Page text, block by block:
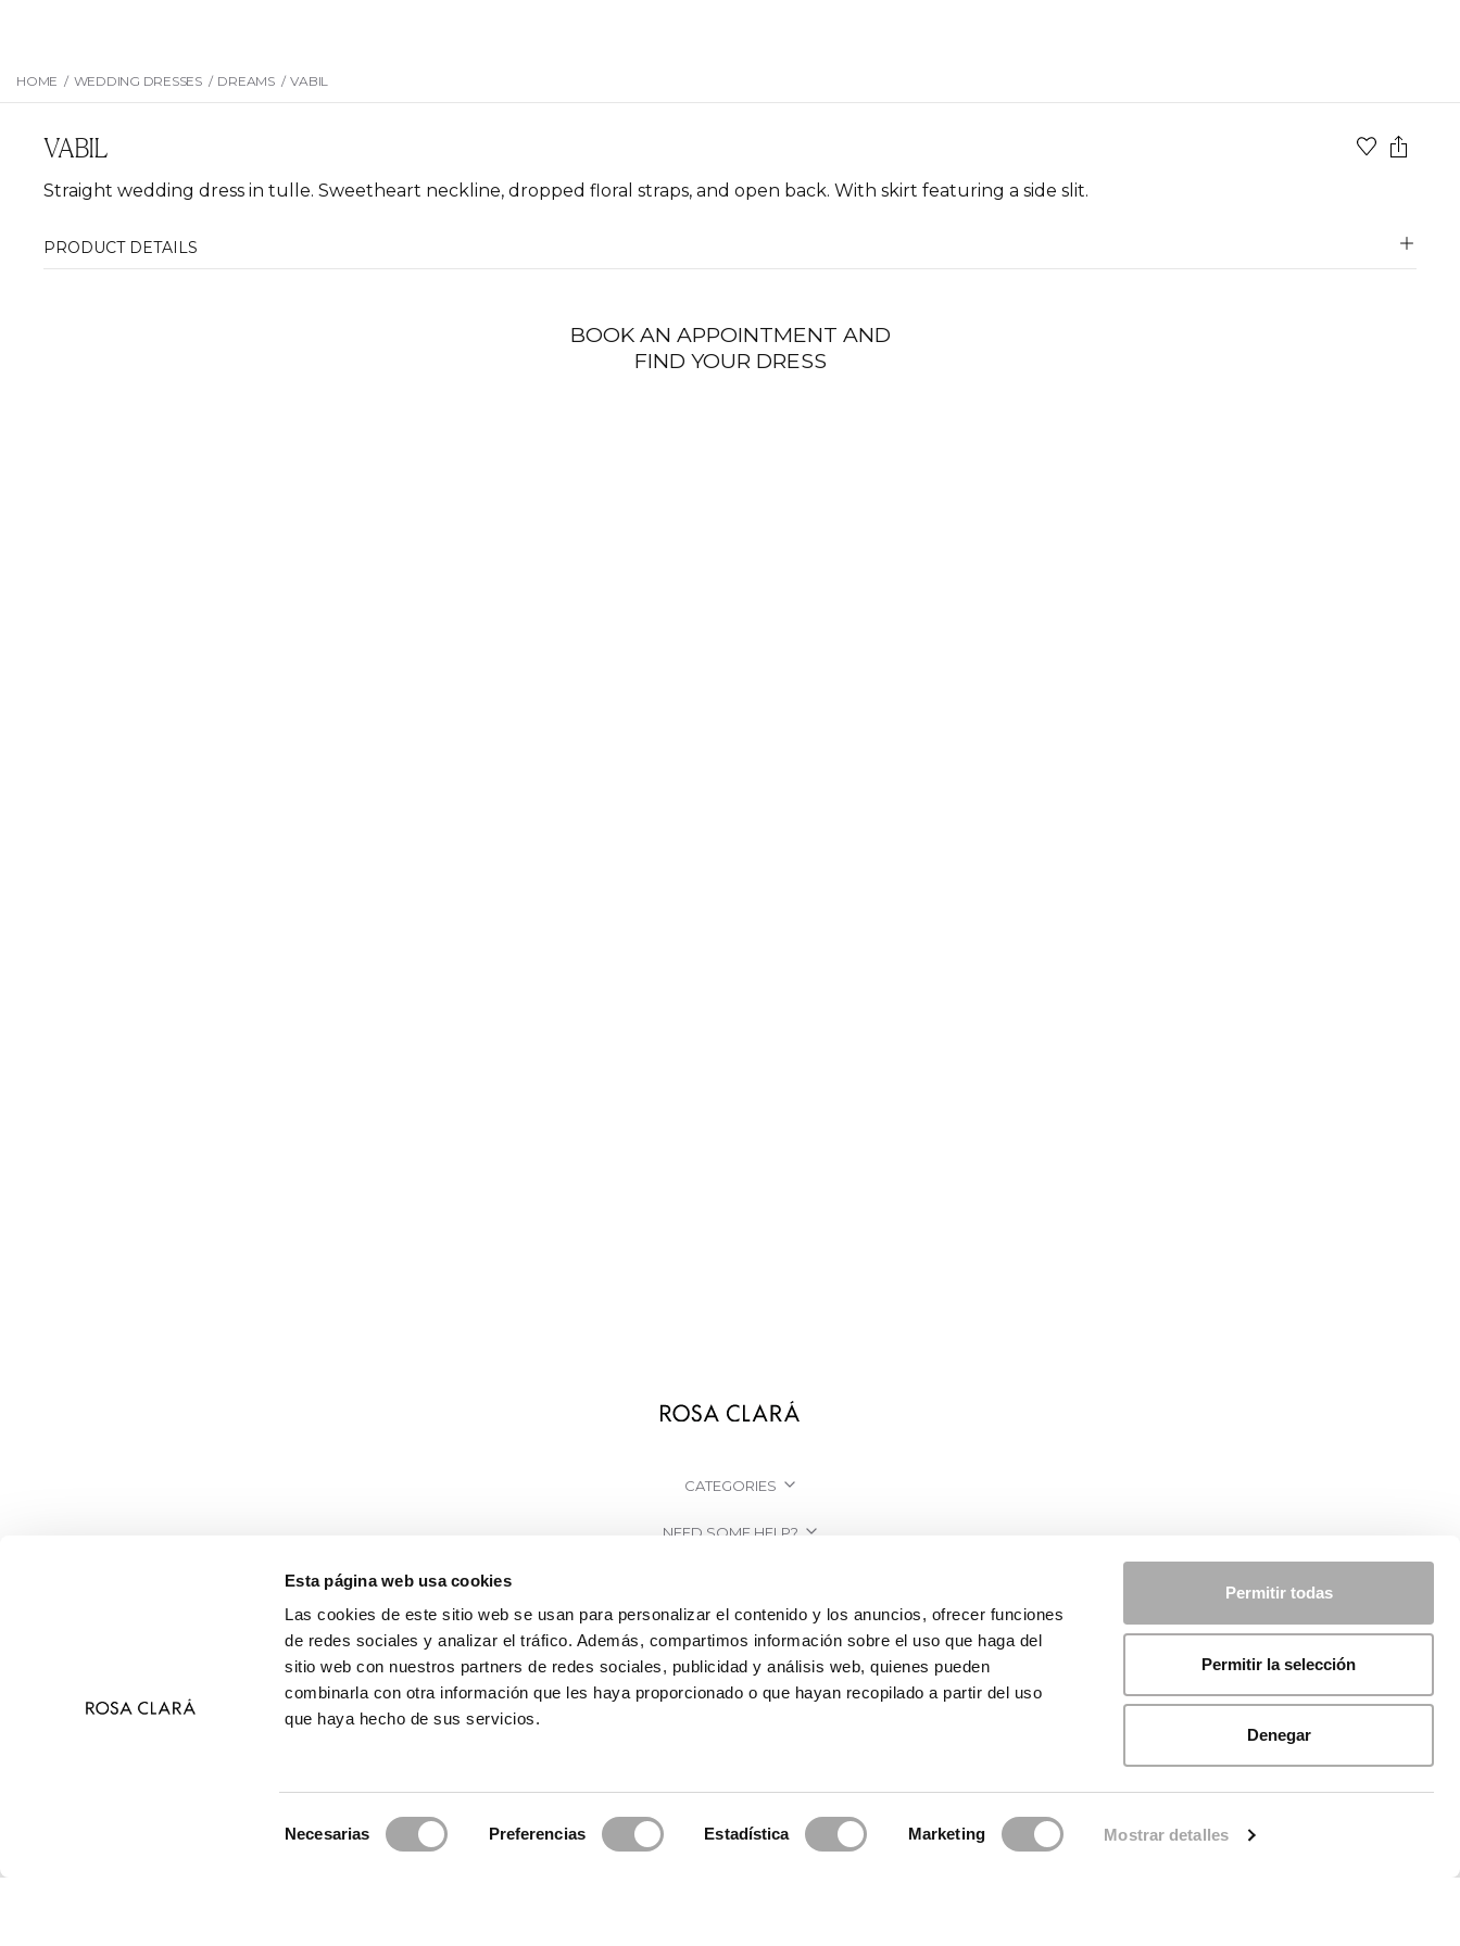
Esta página web usa cookies
Las cookies de este sitio web se usan para personalizar el contenido y los anuncios, ofrecer funciones
de redes sociales y analizar el tráfico. Además, compartimos información sobre el uso que haga del
sitio web con nuestros partners de redes sociales, publicidad y análisis web, quienes pueden
combinarla con otra información que les haya proporcionado o que hayan recopilado a partir del uso
que haya hecho de sus servicios.
Necesarias Preferencias Estadística Marketing Mostrar detalles
Permitir todas
Permitir la selección
Denegar
HOME / WEDDING DRESSES / DREAMS / VABIL
VABIL
Straight wedding dress in tulle. Sweetheart neckline, dropped floral straps, and open back. With skirt featuring a side slit.
PRODUCT DETAILS
BOOK AN APPOINTMENT AND
FIND YOUR DRESS
CATEGORIES
NEED SOME HELP?
COMPANY
© 2026 Rosa Clará | Since 1995 Privacy Policy